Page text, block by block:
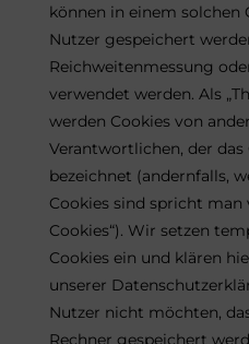
können in einem solchen
Nutzer gespeichert
Reichweitenmessung
verwendet werden. Als
werden Cookies von
Verantwortlichen, der
bezeichnet (andernfalls,
Cookies sind spricht man
Cookies“). Wir setzen
Cookies ein und klären
unserer
Nutzer nicht möchten,
Rechner gespeichert